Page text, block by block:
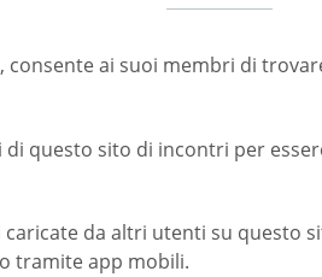
ai suoi membri di
questo sito di incontri per
da altri utenti su questo
tramite app mobili.